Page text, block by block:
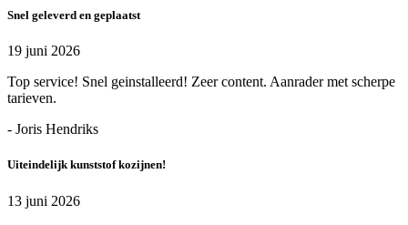
Snel geleverd en geplaatst
19 juni 2026
Top service! Snel geinstalleerd! Zeer content. Aanrader met scherpe
tarieven.
- Joris Hendriks
Uiteindelijk kunststof kozijnen!
13 juni 2026